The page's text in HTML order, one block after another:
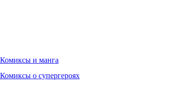
Комиксы и манга
Комиксы о супергероях